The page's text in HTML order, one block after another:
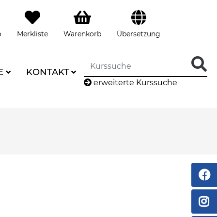
Merkliste Warenkorb Übersetzung
KONTAKT
erweiterte Kurssuche